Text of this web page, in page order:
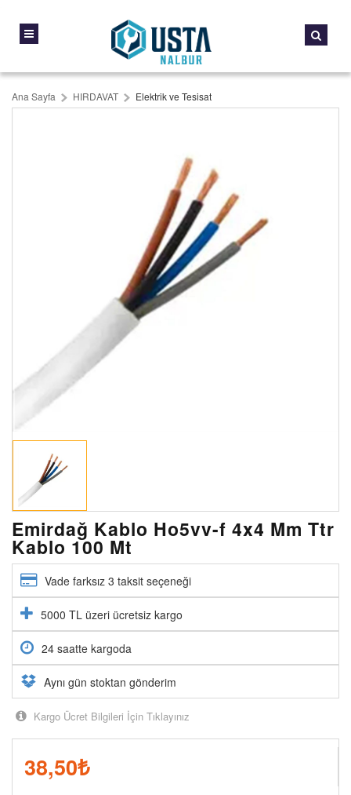
Ana Sayfa HIRDAVAT Elektrik ve Tesisat
Emirdağ Kablo Ho5vv-f 4x4 Mm Ttr
Kablo 100 Mt
Vade farksız 3 taksit seçeneği
5000 TL üzeri ücretsiz kargo
24 saatte kargoda
Aynı gün stoktan gönderim
Kargo Ücret Bilgileri İçin Tıklayınız
38,50₺